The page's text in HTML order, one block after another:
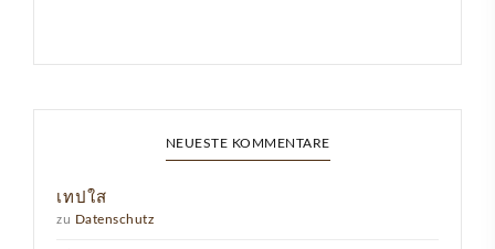
NEUESTE KOMMENTARE
เทปใส
zu Datenschutz